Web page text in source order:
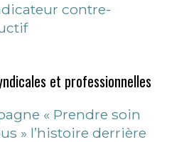
contre-
et professionnelles
« Prendre soin
» l’histoire derrière